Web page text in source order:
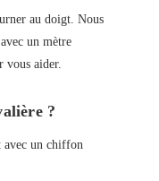
au doigt. Nous
un mètre
vous aider.
?
avec un chiffon